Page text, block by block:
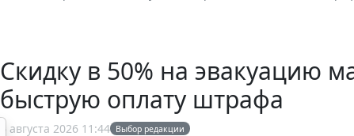
Скидку в 50% на эвакуацию
быструю оплату штрафа
6 августа 2026 11:44 Выбор редакции